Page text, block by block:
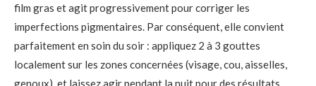
film gras et agit progressivement pour corriger les
imperfections pigmentaires. Par conséquent, elle convient
parfaitement en soin du soir : appliquez 2 à 3 gouttes
localement sur les zones concernées (visage, cou, aisselles,
genoux), et laissez agir pendant la nuit pour des résultats